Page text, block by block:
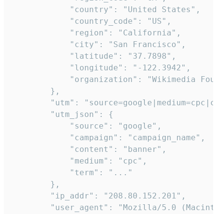
            "country": "United States",
            "country_code": "US",
            "region": "California",
            "city": "San Francisco",
            "latitude": "37.7898",
            "longitude": "-122.3942",
"organization": "Wikimedia
        },
"utm":
        "utm_json": {
            "source": "google",
            "campaign": "campaign_name",
            "content": "banner",
            "medium": "cpc",
            "term": "..."
        },
        "ip_addr": "208.80.152.201",
"user_agent": "Mozilla/5.0